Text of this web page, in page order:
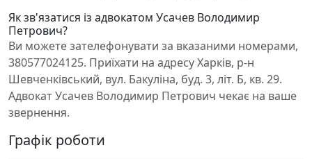
Як зв'язатися із адвокатом Усачев Володимир
Петрович?
Ви можете зателефонувати за вказаними номерами,
380577024125. Приїхати на адресу Харків, р-н
Шевченківський, вул. Бакуліна, буд. 3, літ. Б, кв. 29.
Адвокат Усачев Володимир Петрович чекає на ваше
звернення.
Графік роботи